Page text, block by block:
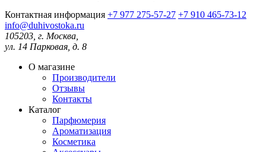
Контактная информация +7 977 275-57-27 +7 910 465-73-12
info@duhivostoka.ru
105203, г. Москва,
ул. 14 Парковая, д. 8
О магазине
Производители
Отзывы
Контакты
Каталог
Парфюмерия
Ароматизация
Косметика